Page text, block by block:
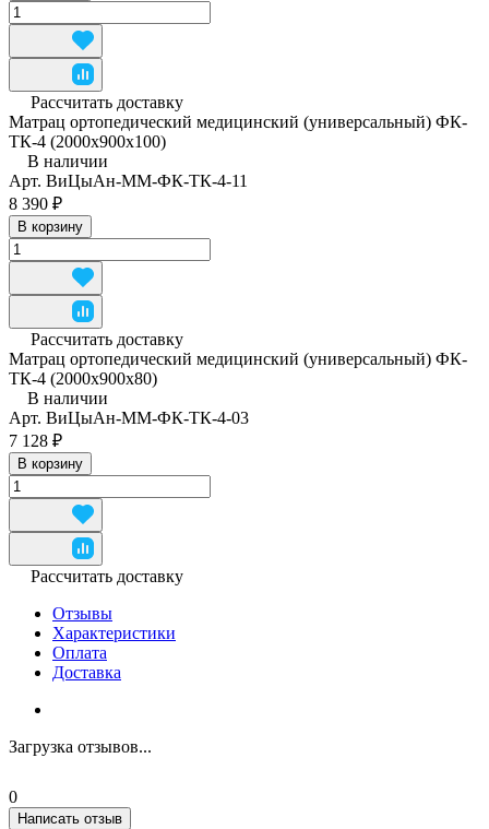
Рассчитать доставку
Матрац ортопедический медицинский (универсальный) ФК-
ТК-4 (2000x900x100)
В наличии
Арт. ВиЦыАн-ММ-ФК-ТК-4-11
8 390 ₽
В корзину
Рассчитать доставку
Матрац ортопедический медицинский (универсальный) ФК-
ТК-4 (2000x900x80)
В наличии
Арт. ВиЦыАн-ММ-ФК-ТК-4-03
7 128 ₽
В корзину
Рассчитать доставку
Отзывы
Характеристики
Оплата
Доставка
Загрузка отзывов...
0
Написать отзыв